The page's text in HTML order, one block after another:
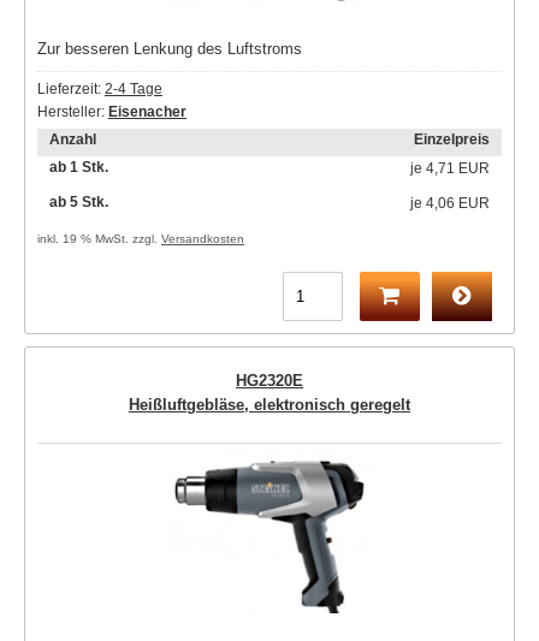
Zur besseren Lenkung des Luftstroms
Lieferzeit: 2-4 Tage
Hersteller: Eisenacher
Anzahl
Einzelpreis
ab 1 Stk.
je 4,71 EUR
ab 5 Stk.
je 4,06 EUR
inkl. 19 % MwSt. zzgl. Versandkosten
HG2320E
Heißluftgebläse, elektronisch geregelt